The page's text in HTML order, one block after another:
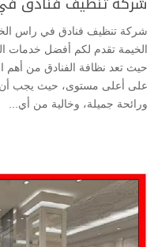
شركة تنظيف فنادق في راس
الخيمة تقدم لكم أفضل خدمات
حيث تعد نظافة الفنادق من أهم
على أعلى مستوى، حيث يجب أن
ورائحة جميلة، وخالية من أي...